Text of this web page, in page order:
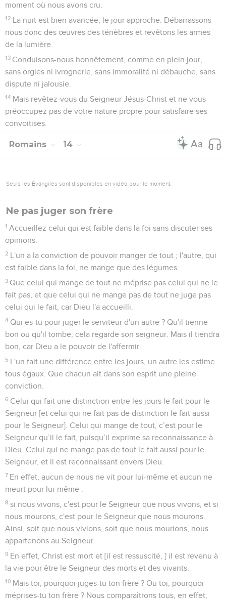
moment où nous avons cru.
12 La nuit est bien avancée, le jour approche. Débarrassons-
nous donc des œuvres des ténèbres et revêtons les armes
de la lumière.
13 Conduisons-nous honnêtement, comme en plein jour,
sans orgies ni ivrognerie, sans immoralité ni débauche, sans
dispute ni jalousie.
14 Mais revêtez-vous du Seigneur Jésus-Christ et ne vous
préoccupez pas de votre nature propre pour satisfaire ses
convoitises.
Romains 14
Seuls les Évangiles sont disponibles en vidéo pour le moment.
Ne pas juger son frère
1 Accueillez celui qui est faible dans la foi sans discuter ses
opinions.
2 L'un a la conviction de pouvoir manger de tout ; l'autre, qui
est faible dans la foi, ne mange que des légumes.
3 Que celui qui mange de tout ne méprise pas celui qui ne le
fait pas, et que celui qui ne mange pas de tout ne juge pas
celui qui le fait, car Dieu l'a accueilli.
4 Qui es-tu pour juger le serviteur d'un autre ? Qu'il tienne
bon ou qu'il tombe, cela regarde son seigneur. Mais il tiendra
bon, car Dieu a le pouvoir de l'affermir.
5 L'un fait une différence entre les jours, un autre les estime
tous égaux. Que chacun ait dans son esprit une pleine
conviction.
6 Celui qui fait une distinction entre les jours le fait pour le
Seigneur [et celui qui ne fait pas de distinction le fait aussi
pour le Seigneur]. Celui qui mange de tout, c’est pour le
Seigneur qu’il le fait, puisqu’il exprime sa reconnaissance à
Dieu. Celui qui ne mange pas de tout le fait aussi pour le
Seigneur, et il est reconnaissant envers Dieu.
7 En effet, aucun de nous ne vit pour lui-même et aucun ne
meurt pour lui-même :
8 si nous vivons, c'est pour le Seigneur que nous vivons, et si
nous mourons, c'est pour le Seigneur que nous mourons.
Ainsi, soit que nous vivions, soit que nous mourions, nous
appartenons au Seigneur.
9 En effet, Christ est mort et [il est ressuscité, ] il est revenu à
la vie pour être le Seigneur des morts et des vivants.
10 Mais toi, pourquoi juges-tu ton frère ? Ou toi, pourquoi
méprises-tu ton frère ? Nous comparaîtrons tous, en effet,